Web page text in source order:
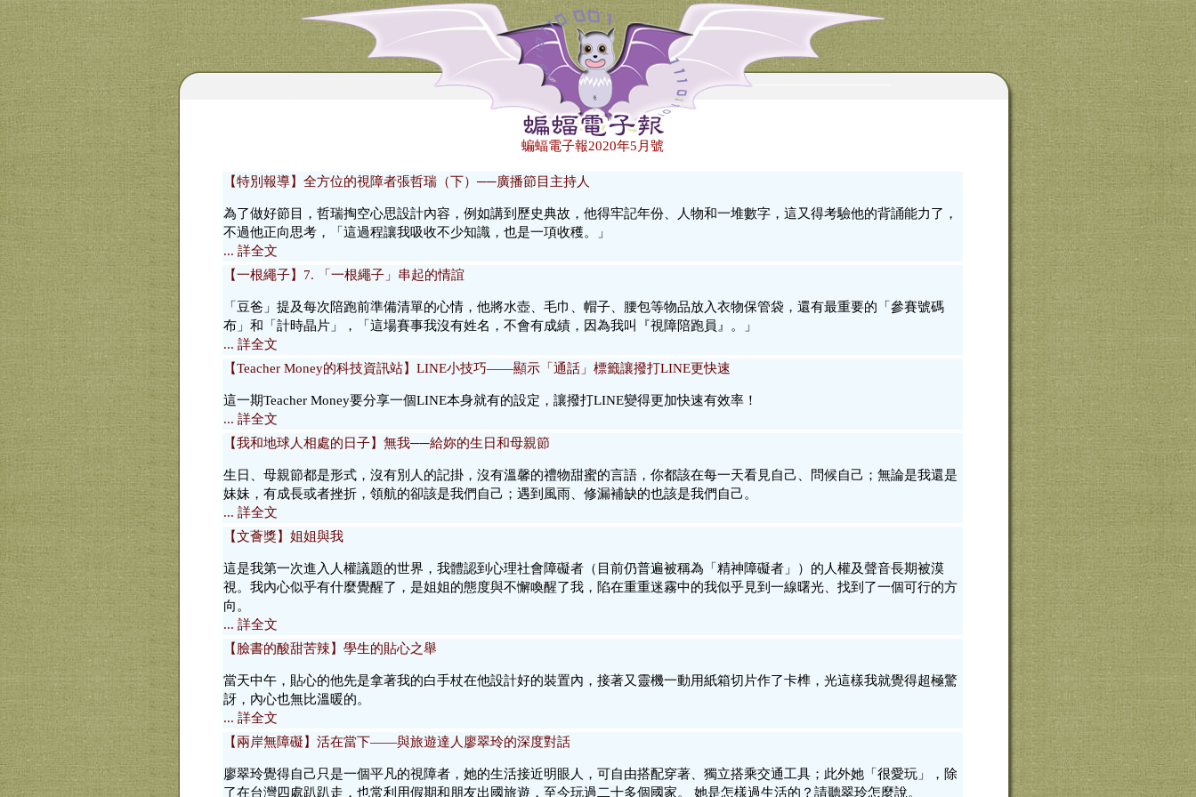
蝙蝠電子報2020年5月號
【特別報導】全方位的視障者張哲瑞（下）──廣播節目主持人
為了做好節目，哲瑞掏空心思設計內容，例如講到歷史典故，他得牢記年份、人物和一堆數字，這又得考驗他的背誦能力了，
不過他正向思考，「這過程讓我吸收不少知識，也是一項收穫。」
... 詳全文
【一根繩子】7. 「一根繩子」串起的情誼
「豆爸」提及每次陪跑前準備清單的心情，他將水壺、毛巾、帽子、腰包等物品放入衣物保管袋，還有最重要的「參賽號碼
布」和「計時晶片」，「這場賽事我沒有姓名，不會有成績，因為我叫『視障陪跑員』。」
... 詳全文
【Teacher Money的科技資訊站】LINE小技巧——顯示「通話」標籤讓撥打LINE更快速
這一期Teacher Money要分享一個LINE本身就有的設定，讓撥打LINE變得更加快速有效率！
... 詳全文
【我和地球人相處的日子】無我──給妳的生日和母親節
生日、母親節都是形式，沒有別人的記掛，沒有溫馨的禮物甜蜜的言語，你都該在每一天看見自己、問候自己；無論是我還是
妹妹，有成長或者挫折，領航的卻該是我們自己；遇到風雨、修漏補缺的也該是我們自己。
... 詳全文
【文薈獎】姐姐與我
這是我第一次進入人權議題的世界，我體認到心理社會障礙者（目前仍普遍被稱為「精神障礙者」）的人權及聲音長期被漠
視。我內心似乎有什麼覺醒了，是姐姐的態度與不懈喚醒了我，陷在重重迷霧中的我似乎見到一線曙光、找到了一個可行的方
向。
... 詳全文
【臉書的酸甜苦辣】學生的貼心之舉
當天中午，貼心的他先是拿著我的白手杖在他設計好的裝置內，接著又靈機一動用紙箱切片作了卡榫，光這樣我就覺得超極驚
訝，內心也無比溫暖的。
... 詳全文
【兩岸無障礙】活在當下——與旅遊達人廖翠玲的深度對話
廖翠玲覺得自己只是一個平凡的視障者，她的生活接近明眼人，可自由搭配穿著、獨立搭乘交通工具；此外她「很愛玩」，除
了在台灣四處趴趴走，也常利用假期和朋友出國旅遊，至今玩過二十多個國家。 她是怎樣過生活的？請聽翠玲怎麼說。